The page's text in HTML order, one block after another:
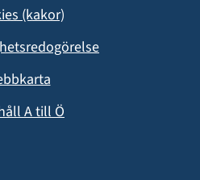
(kakor)
A till Ö